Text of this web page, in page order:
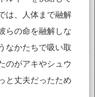
は、人体まで融解
らの命を融解しな
なかたちで吸い取
のがアキやシュウ
と丈夫だったため